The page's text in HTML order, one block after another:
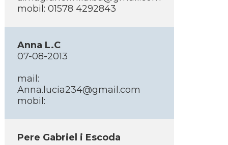
mobil: 01578 4292843
Anna L.C
07-08-2013
mail:
Anna.lucia234@gmail.com
mobil:
Pere Gabriel i Escoda